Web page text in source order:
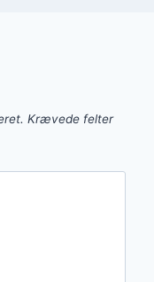
Krævede felter